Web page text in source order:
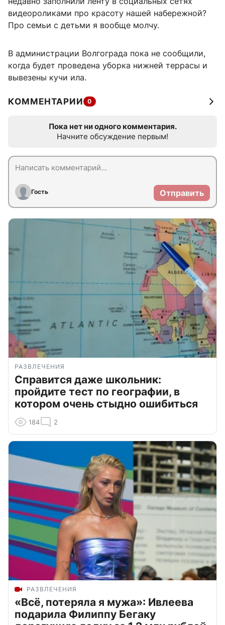
видеороликами про красоту нашей набережной?
Про семьи с детьми я вообще молчу.
В администрации Волгограда пока не сообщили,
когда будет проведена уборка нижней террасы и
вывезены кучи ила.
КОММЕНТАРИИ 0
Пока нет ни одного комментария.
Начните обсуждение первым!
Гость Отправить
РАЗВЛЕЧЕНИЯ
Справится даже школьник:
пройдите тест по географии, в
котором очень стыдно ошибиться
184 2
РАЗВЛЕЧЕНИЯ
«Всё, потеряла я мужа»: Ивлеева
подарила Филиппу Бегаку